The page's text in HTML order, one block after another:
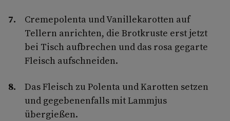
Cremepolenta und Vanillekarotten auf
Tellern anrichten, die Brotkruste erst jetzt
bei Tisch aufbrechen und das rosa gegarte
Fleisch aufschneiden.
Das Fleisch zu Polenta und Karotten setzen
und gegebenenfalls mit Lammjus
übergießen.